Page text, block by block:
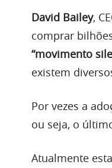
David Bailey,
comprar
“movimento
existem
Por vezes a
ou seja, o
Atualmente